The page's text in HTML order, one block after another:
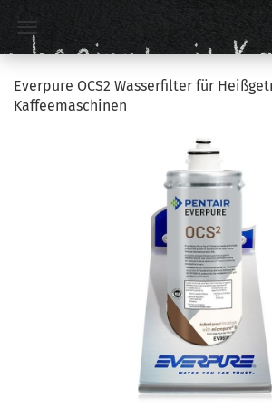
Everpure OCS2 Wasserfilter für
Kaffeemaschinen